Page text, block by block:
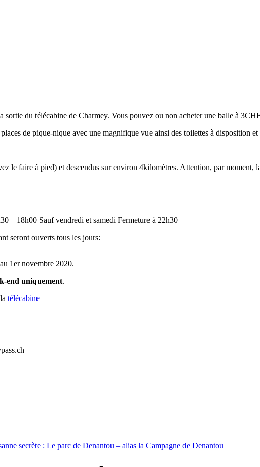
sortie du télécabine de Charmey. Vous pouvez ou non acheter une balle à
de pique-nique avec une magnifique vue ainsi des toilettes à disposition et
le faire à pied) et descendus sur environ 4kilomètres. Attention, par moment,
– 18h00 Sauf vendredi et samedi Fermeture à 22h30
seront ouverts tous les jours:
1er novembre 2020.
end uniquement.
télécabine
secrète : Le parc de Denantou – alias la Campagne de Denantou